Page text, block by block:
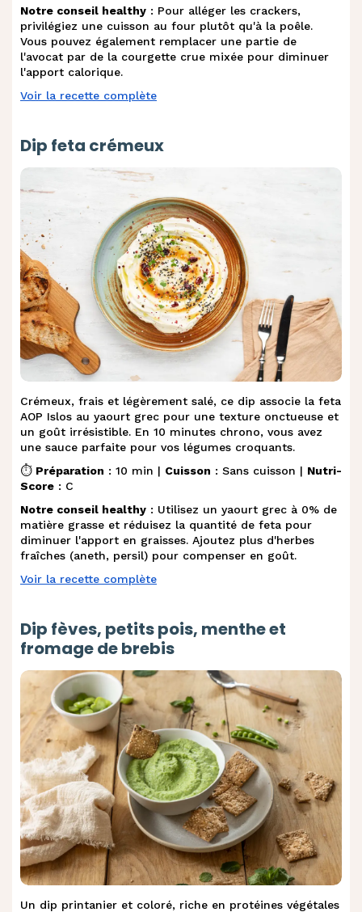
Notre conseil healthy : Pour alléger les crackers,
privilégiez une cuisson au four plutôt qu'à la poêle.
Vous pouvez également remplacer une partie de
l'avocat par de la courgette crue mixée pour diminuer
l'apport calorique.
Voir la recette complète
Dip feta crémeux
Crémeux, frais et légèrement salé, ce dip associe la feta
AOP Islos au yaourt grec pour une texture onctueuse et
un goût irrésistible. En 10 minutes chrono, vous avez
une sauce parfaite pour vos légumes croquants.
⏱️ Préparation : 10 min | Cuisson : Sans cuisson | Nutri-
Score : C
Notre conseil healthy : Utilisez un yaourt grec à 0% de
matière grasse et réduisez la quantité de feta pour
diminuer l'apport en graisses. Ajoutez plus d'herbes
fraîches (aneth, persil) pour compenser en goût.
Voir la recette complète
Dip fèves, petits pois, menthe et
fromage de brebis
Un dip printanier et coloré, riche en protéines végétales